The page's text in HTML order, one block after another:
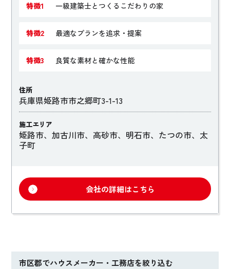
特徴1 一級建築士とつくるこだわりの家
特徴2 最適なプランを追求・提案
特徴3 良質な素材と確かな性能
住所
兵庫県姫路市市之郷町3-1-13
施工エリア
姫路市、加古川市、高砂市、明石市、たつの市、太
子町
会社の詳細はこちら
市区郡でハウスメーカー・工務店を絞り込む